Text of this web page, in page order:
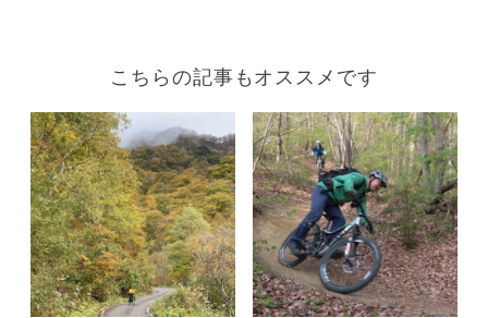
こちらの記事もオススメです